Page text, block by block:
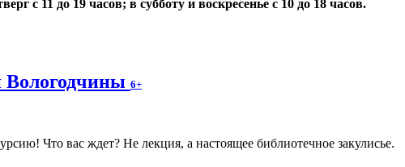
с 11 до 19 часов; в субботу и воскресенье с 10 до 18 часов.
Вологодчины 6+
Что вас ждет? Не лекция, а настоящее библиотечное закулисье.